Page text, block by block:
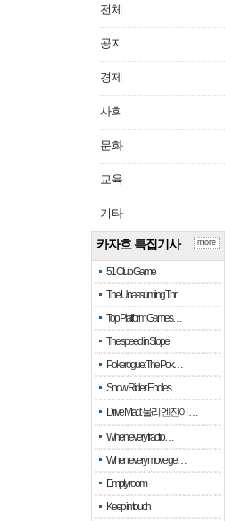
전체
공지
경제
사회
문화
교육
기타
카자흐 특집기사
51 Club Game
The Unassuming Thr…
Top Platform Games…
The speed in Slope
Pokerogue: The Pok…
Snow Rider: Endles…
Drive Mad: 물리 엔진이 …
When every fractio…
When every move ge…
Empty room
Keep in touch
more